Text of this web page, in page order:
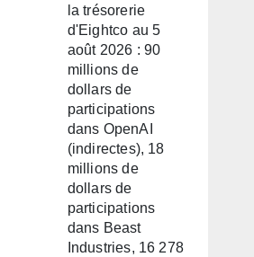
la trésorerie
d'Eightco au 5
août 2026 : 90
millions de
dollars de
participations
dans OpenAI
(indirectes), 18
millions de
dollars de
participations
dans Beast
Industries, 16 278